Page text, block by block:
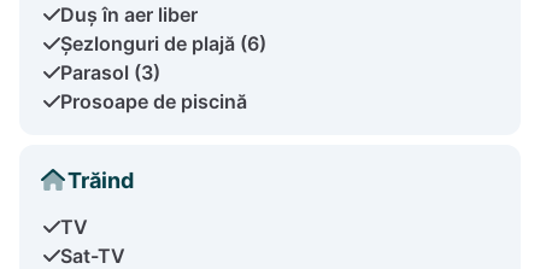
Duș în aer liber
Șezlonguri de plajă (6)
Parasol (3)
Prosoape de piscină
Trăind
TV
Sat-TV